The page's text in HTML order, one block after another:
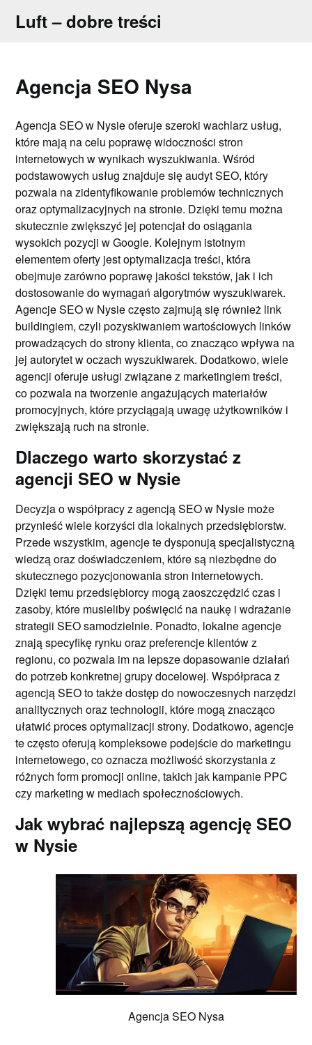
Luft – dobre treści
Agencja SEO Nysa
Agencja SEO w Nysie oferuje szeroki wachlarz usług,
które mają na celu poprawę widoczności stron
internetowych w wynikach wyszukiwania. Wśród
podstawowych usług znajduje się audyt SEO, który
pozwala na zidentyfikowanie problemów technicznych
oraz optymalizacyjnych na stronie. Dzięki temu można
skutecznie zwiększyć jej potencjał do osiągania
wysokich pozycji w Google. Kolejnym istotnym
elementem oferty jest optymalizacja treści, która
obejmuje zarówno poprawę jakości tekstów, jak i ich
dostosowanie do wymagań algorytmów wyszukiwarek.
Agencje SEO w Nysie często zajmują się również link
buildingiem, czyli pozyskiwaniem wartościowych linków
prowadzących do strony klienta, co znacząco wpływa na
jej autorytet w oczach wyszukiwarek. Dodatkowo, wiele
agencji oferuje usługi związane z marketingiem treści,
co pozwala na tworzenie angażujących materiałów
promocyjnych, które przyciągają uwagę użytkowników i
zwiększają ruch na stronie.
Dlaczego warto skorzystać z
agencji SEO w Nysie
Decyzja o współpracy z agencją SEO w Nysie może
przynieść wiele korzyści dla lokalnych przedsiębiorstw.
Przede wszystkim, agencje te dysponują specjalistyczną
wiedzą oraz doświadczeniem, które są niezbędne do
skutecznego pozycjonowania stron internetowych.
Dzięki temu przedsiębiorcy mogą zaoszczędzić czas i
zasoby, które musieliby poświęcić na naukę i wdrażanie
strategii SEO samodzielnie. Ponadto, lokalne agencje
znają specyfikę rynku oraz preferencje klientów z
regionu, co pozwala im na lepsze dopasowanie działań
do potrzeb konkretnej grupy docelowej. Współpraca z
agencją SEO to także dostęp do nowoczesnych narzędzi
analitycznych oraz technologii, które mogą znacząco
ułatwić proces optymalizacji strony. Dodatkowo, agencje
te często oferują kompleksowe podejście do marketingu
internetowego, co oznacza możliwość skorzystania z
różnych form promocji online, takich jak kampanie PPC
czy marketing w mediach społecznościowych.
Jak wybrać najlepszą agencję SEO
w Nysie
Agencja SEO Nysa